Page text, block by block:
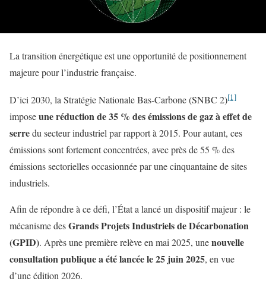
La transition énergétique est une opportunité de positionnement
majeure pour l’industrie française.
D’ici 2030, la Stratégie Nationale Bas-Carbone (SNBC 2)[1]
imposeune réduction de 35 % des émissions de gaz à effet de
serredu secteur industriel par rapport à 2015. Pour autant, ces
émissions sont fortement concentrées, avec près de 55 % des
émissions sectorielles occasionnée par une cinquantaine de sites
industriels.
Afin de répondre à ce défi, l’État a lancé un dispositif majeur : le
mécanisme desGrands Projets Industriels de Décarbonation
(GPID). Après une première relève en mai 2025, unenouvelle
consultation publique a été lancée le 25 juin 2025, en vue
d’une édition 2026.